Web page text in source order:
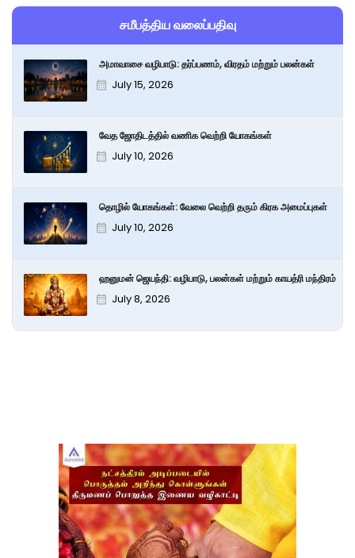
சமீபத்திய வலைப்பதிவு
அமாவாசை வழிபாடு: தர்ப்பணம், விரதம் மற்றும் பலன்கள்
July 15, 2026
வேத ஜோதிடத்தில் வணிக வெற்றி யோகங்கள்
July 10, 2026
தொழில் யோகங்கள்: வேலை வெற்றி தரும் கிரக அமைப்புகள்
July 10, 2026
ஹனுமன் ஜெயந்தி: வழிபாடு, பலன்கள் மற்றும் காயத்ரி மந்திரம்
July 8, 2026